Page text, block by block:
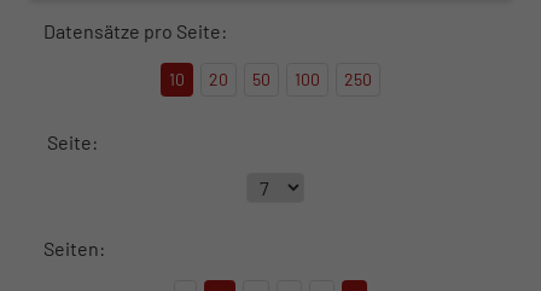
Datensätze pro Seite:
10 20 50 100 250
Seite:
Seiten: